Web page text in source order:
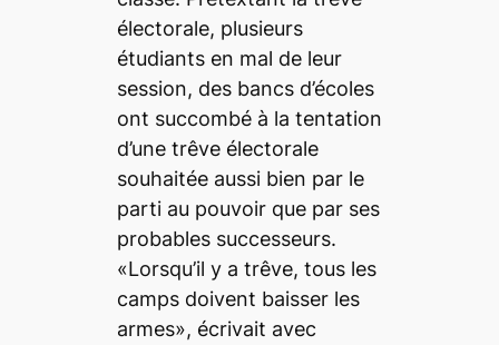
électorale, plusieurs
étudiants en mal de leur
session, des bancs d’écoles
ont succombé à la tentation
d’une trêve électorale
souhaitée aussi bien par le
parti au pouvoir que par ses
probables successeurs.
«Lorsqu’il y a trêve, tous les
camps doivent baisser les
armes», écrivait avec